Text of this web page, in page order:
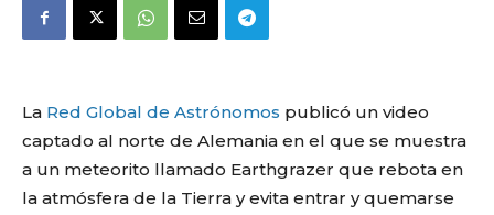
La Red Global de Astrónomos publicó un video
captado al norte de Alemania en el que se muestra
a un meteorito llamado Earthgrazer que rebota en
la atmósfera de la Tierra y evita entrar y quemarse